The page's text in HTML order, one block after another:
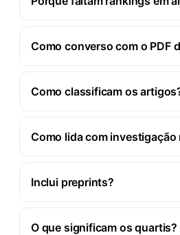
Como converso com o PDF
Como classificam os
Como lida com investigação
Inclui preprints?
O que significam os quartis?